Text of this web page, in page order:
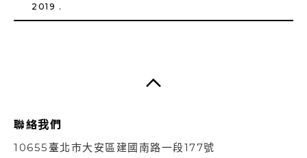
2019 .
聯絡我們
10655臺北市大安區建國南路一段177號